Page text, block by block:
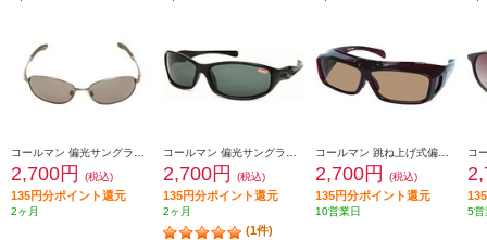
2,700円 (税込)
135円分ポイント還元
2ヶ月
2,700円 (税込)
135円分ポイント還元
2ヶ月
(1件)
2,700円 (税込)
135円分ポイント還元
10営業日 5営